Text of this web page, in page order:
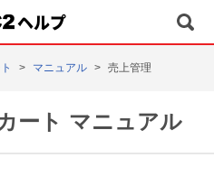
ヘルプ
マニュアル 売上管理
ート マニュアル